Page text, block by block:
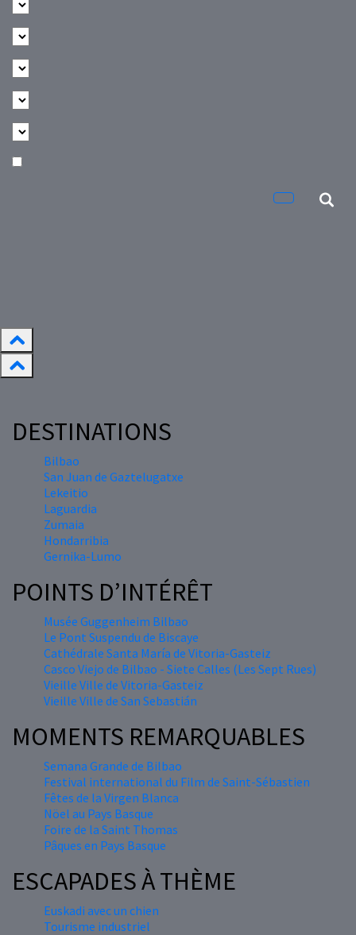
DESTINATIONS
Bilbao
San Juan de Gaztelugatxe
Lekeitio
Laguardia
Zumaia
Hondarribia
Gernika-Lumo
POINTS D’INTÉRÊT
Musée Guggenheim Bilbao
Le Pont Suspendu de Biscaye
Cathédrale Santa María de Vitoria-Gasteiz
Casco Viejo de Bilbao - Siete Calles (Les Sept Rues)
Vieille Ville de Vitoria-Gasteiz
Vieille Ville de San Sebastián
MOMENTS REMARQUABLES
Semana Grande de Bilbao
Festival international du Film de Saint-Sébastien
Fêtes de la Virgen Blanca
Nöel au Pays Basque
Foire de la Saint Thomas
Pâques en Pays Basque
ESCAPADES À THÈME
Euskadi avec un chien
Tourisme industriel